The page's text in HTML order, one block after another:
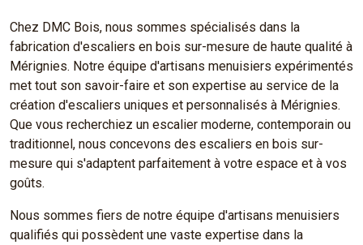
Chez DMC Bois, nous sommes spécialisés dans la
fabrication d'escaliers en bois sur-mesure de haute qualité à
Mérignies. Notre équipe d'artisans menuisiers expérimentés
met tout son savoir-faire et son expertise au service de la
création d'escaliers uniques et personnalisés à Mérignies.
Que vous recherchiez un escalier moderne, contemporain ou
traditionnel, nous concevons des escaliers en bois sur-
mesure qui s'adaptent parfaitement à votre espace et à vos
goûts.
Nous sommes fiers de notre équipe d'artisans menuisiers
qualifiés qui possèdent une vaste expertise dans la